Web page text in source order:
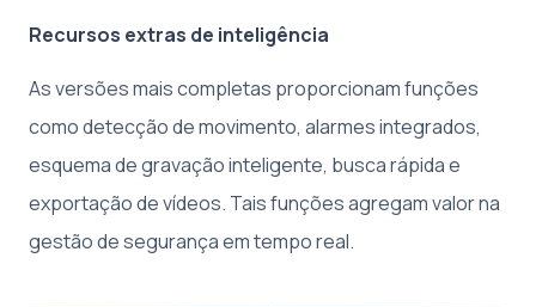
Recursos extras de inteligência
As versões mais completas proporcionam funções
como detecção de movimento, alarmes integrados,
esquema de gravação inteligente, busca rápida e
exportação de vídeos. Tais funções agregam valor na
gestão de segurança em tempo real.